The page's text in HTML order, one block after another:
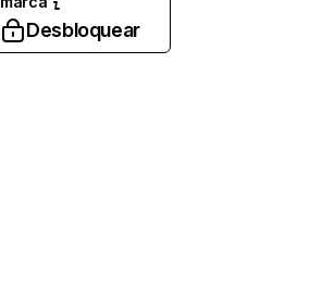
Desbloquear